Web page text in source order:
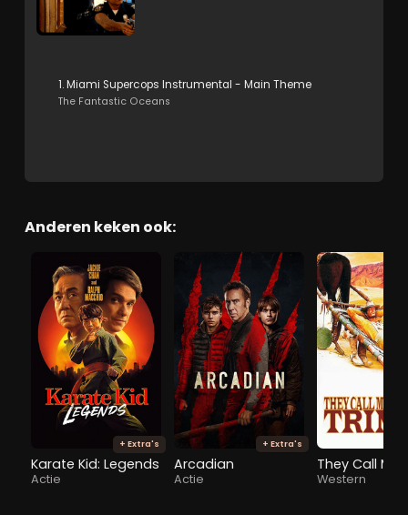
1. Miami Supercops Instrumental - Main Theme
The Fantastic Oceans
Anderen keken ook:
+ Extra's
Karate Kid: Legends
Actie
+ Extra's
Arcadian
Actie
They Call Me
Western